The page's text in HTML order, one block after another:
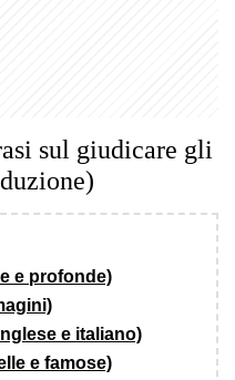
sul giudicare gli
e profonde)
e italiano)
e famose)